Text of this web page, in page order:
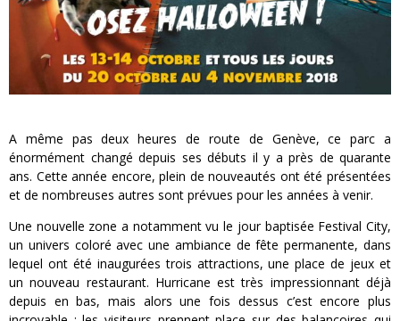
A même pas deux heures de route de Genève, ce parc a
énormément changé depuis ses débuts il y a près de quarante
ans. Cette année encore, plein de nouveautés ont été présentées
et de nombreuses autres sont prévues pour les années à venir.
Une nouvelle zone a notamment vu le jour baptisée Festival City,
un univers coloré avec une ambiance de fête permanente, dans
lequel ont été inaugurées trois attractions, une place de jeux et
un nouveau restaurant. Hurricane est très impressionnant déjà
depuis en bas, mais alors une fois dessus c’est encore plus